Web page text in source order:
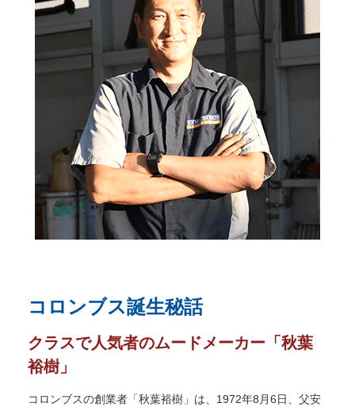
コロンブス誕生秘話
クラスで人気者のムードメーカー「秋葉
裕樹」
コロンブスの創業者「秋葉裕樹」は、1972年8月6日、父安